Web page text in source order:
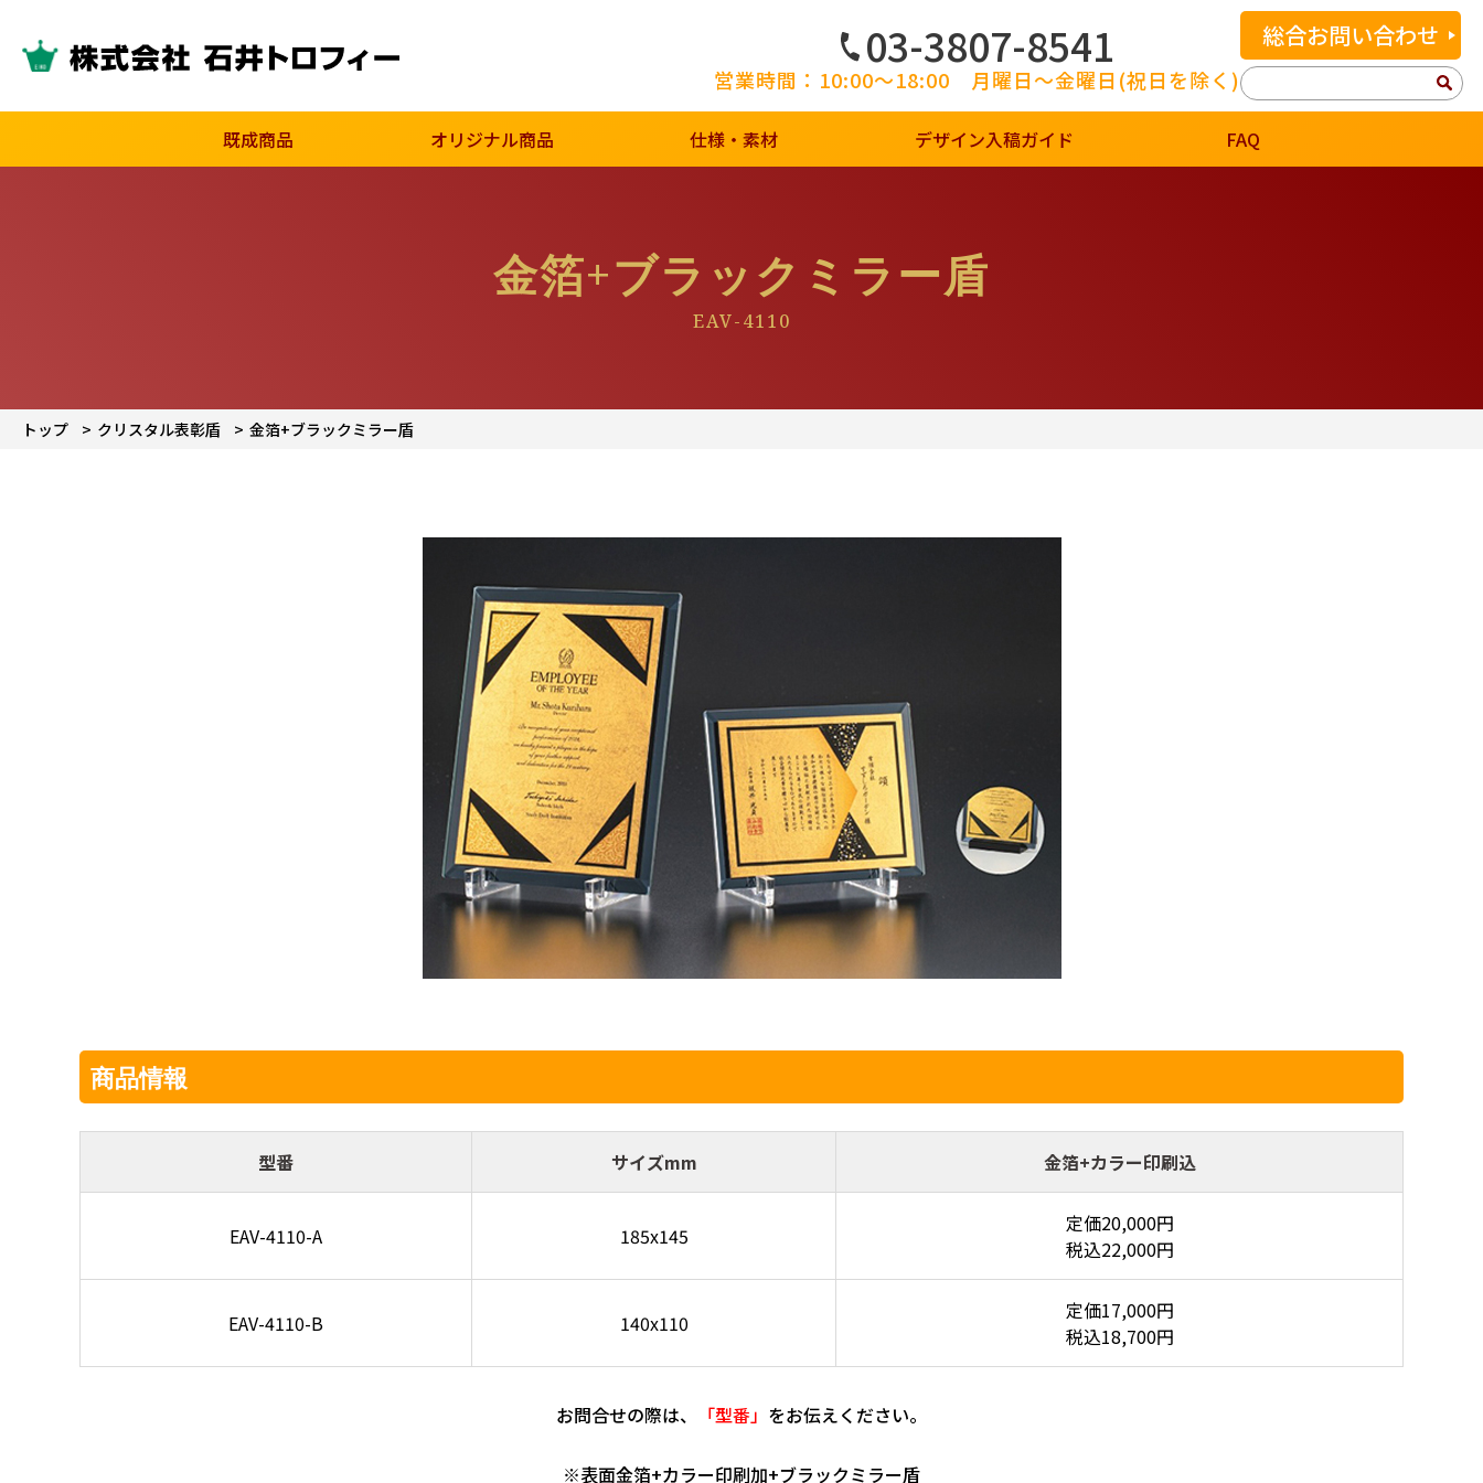
03-3807-8541
営業時間：10:00～18:00 月曜日～金曜日(祝日を除く)
総合お問い合わせ
検
索:
既成商品
オリジナル商品 仕様・素材 デザイン入稿ガイド FAQ
金箔+ブラックミラー盾
EAV-4110
トップ クリスタル表彰盾 金箔+ブラックミラー盾
商品情報
型番 サイズmm 金箔+カラー印刷込
EAV-4110-A 185x145
定価20,000円
税込22,000円
EAV-4110-B 140x110
定価17,000円
税込18,700円
お問合せの際は、 「型番」 をお伝えください。
※表面金箔+カラー印刷加+ブラックミラー盾